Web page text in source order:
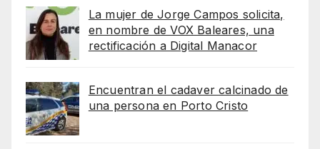
La mujer de Jorge Campos solicita,
en nombre de VOX Baleares, una
rectificación a Digital Manacor
Encuentran el cadaver calcinado de
una persona en Porto Cristo